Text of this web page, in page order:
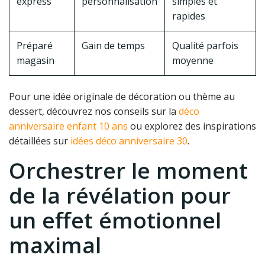
rapides
Préparé
magasin
Gain de temps
Qualité parfois
moyenne
Pour une idée originale de décoration ou thème au
dessert, découvrez nos conseils sur la déco
anniversaire enfant 10 ans ou explorez des inspirations
détaillées sur idées déco anniversaire 30.
Orchestrer le moment
de la révélation pour
un effet émotionnel
maximal